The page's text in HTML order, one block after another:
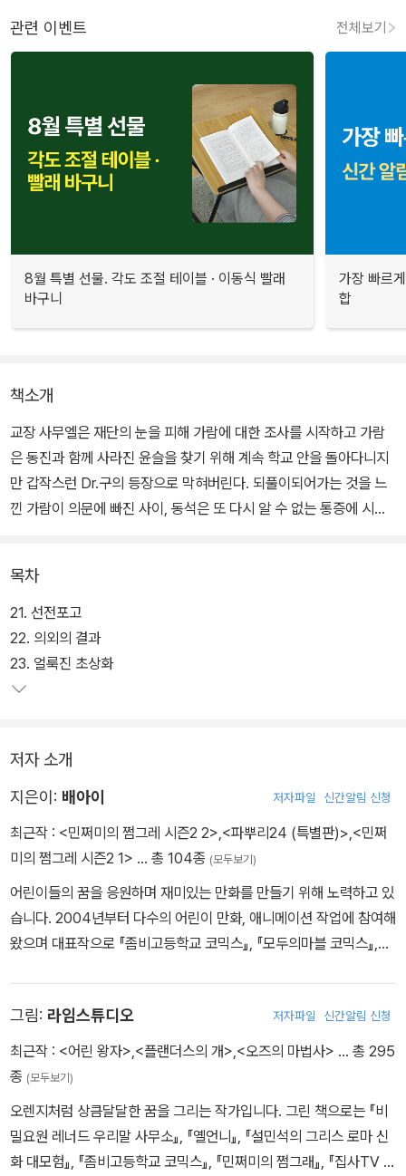
관련 이벤트 전체보기
8월 특별 선물. 각도 조절 테이블 · 이동식 빨래
바구니
가장 빠르
합
책소개
교장 사무엘은 재단의 눈을 피해 가람에 대한 조사를 시작하고 가람
은 동진과 함께 사라진 윤슬을 찾기 위해 계속 학교 안을 돌아다니지
만 갑작스런 Dr.구의 등장으로 막혀버린다. 되풀이되어가는 것을 느
낀 가람이 의문에 빠진 사이, 동석은 또 다시 알 수 없는 통증에 시달
목차
21. 선전포고
22. 의외의 결과
23. 얼룩진 초상화
저자 소개
지은이: 배아이 저자파일 신간알림 신청
최근작 : <민쩌미의 쩜그레 시즌2 2> <파뿌리24 (특별판)> <민쩌
미의 쩜그레 시즌2 1> … 총 104종 (모두보기)
어린이들의 꿈을 응원하며 재미있는 만화를 만들기 위해 노력하고 있
습니다. 2004년부터 다수의 어린이 만화, 애니메이션 작업에 참여해
왔으며 대표작으로 『좀비고등학교 코믹스』, 『모두의마블 코믹스』,
그림: 라임스튜디오 저자파일 신간알림 신청
최근작 : <어린 왕자> <플랜더스의 개> <오즈의 마법사> … 총 295
종 (모두보기)
오렌지처럼 상큼달달한 꿈을 그리는 작가입니다. 그린 책으로는 『비
밀요원 레너드 우리말 사무소』, 『옐언니』, 『설민석의 그리스 로마 신
화 대모험』, 『좀비고등학교 코믹스』, 『민쩌미의 쩜그래』, 『집사TV 우